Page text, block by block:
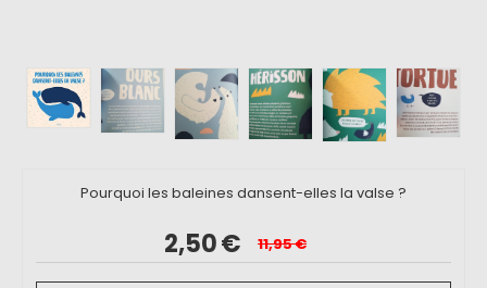
Pourquoi les baleines dansent-elles la valse ?
2,50€ 11,95€